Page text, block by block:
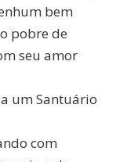
bem
pobre de
seu amor
um Santuário
com